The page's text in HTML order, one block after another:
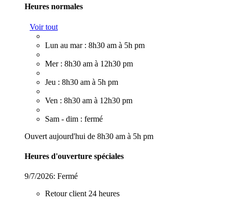
Heures normales
Voir tout
Lun au mar : 8h30 am à 5h pm
Mer : 8h30 am à 12h30 pm
Jeu : 8h30 am à 5h pm
Ven : 8h30 am à 12h30 pm
Sam - dim : fermé
Ouvert aujourd'hui de 8h30 am à 5h pm
Heures d'ouverture spéciales
9/7/2026: Fermé
Retour client 24 heures